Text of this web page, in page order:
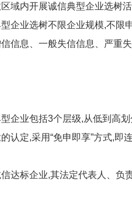
域内开展诚信典型企业选树
企业选树不限企业规模,不限
信息、一般失信信息、严重
企业包括3个层级,从低到高划
认定,采用“免申即享”方式,即
达标企业,其法定代表人、负